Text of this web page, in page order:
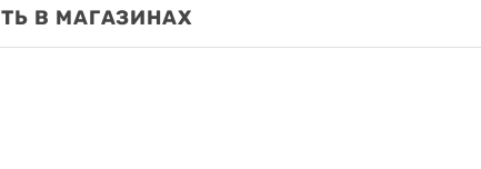
В МАГАЗИНАХ